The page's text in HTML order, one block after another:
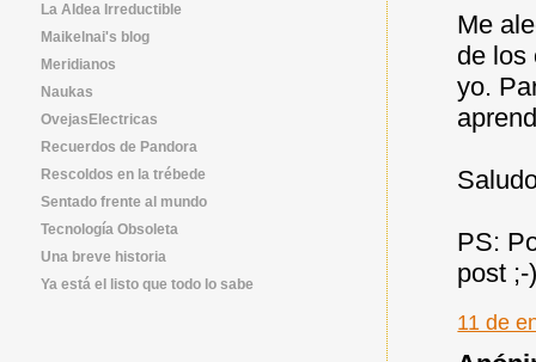
Me
de los
yo.
PS:
post ;-
11 de
La Aldea Irreductible
Maikelnai's blog
Meridianos
Naukas
OvejasElectricas
Recuerdos de Pandora
Rescoldos en la trébede
Sentado frente al mundo
Tecnología Obsoleta
Una breve historia
Ya está el listo que todo lo sabe